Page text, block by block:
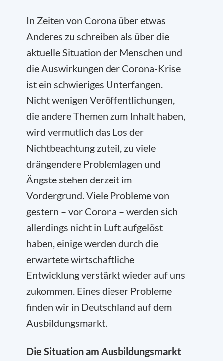
In Zeiten von Corona über etwas
Anderes zu schreiben als über die
aktuelle Situation der Menschen und
die Auswirkungen der Corona-Krise
ist ein schwieriges Unterfangen.
Nicht wenigen Veröffentlichungen,
die andere Themen zum Inhalt haben,
wird vermutlich das Los der
Nichtbeachtung zuteil, zu viele
drängendere Problemlagen und
Ängste stehen derzeit im
Vordergrund. Viele Probleme von
gestern – vor Corona – werden sich
allerdings nicht in Luft aufgelöst
haben, einige werden durch die
erwartete wirtschaftliche
Entwicklung verstärkt wieder auf uns
zukommen. Eines dieser Probleme
finden wir in Deutschland auf dem
Ausbildungsmarkt.
Die Situation am Ausbildungsmarkt